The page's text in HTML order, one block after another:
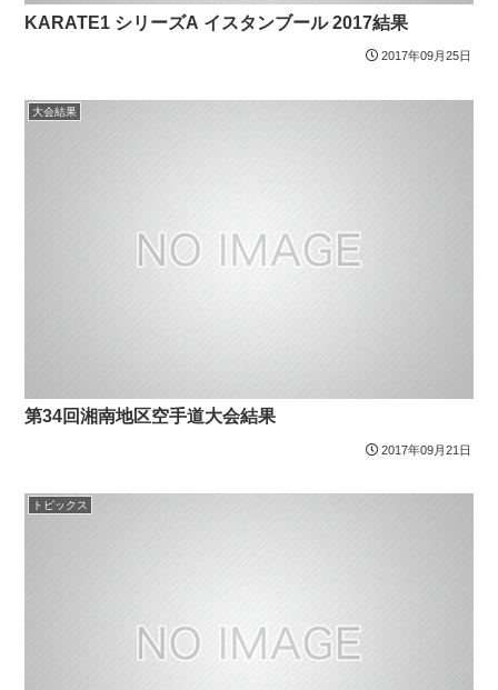
KARATE1 シリーズA イスタンブール 2017結果
2017年09月25日
大会結果
第34回湘南地区空手道大会結果
2017年09月21日
トピックス